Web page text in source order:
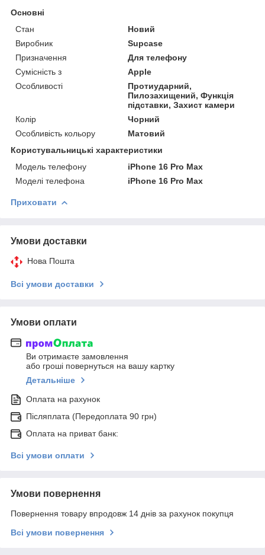
Основні
Стан
Новий
Виробник
Supcase
Призначення
Для телефону
Сумісність з
Apple
Особливості
Протиударний,
Пилозахищений, Функція
підставки, Захист камери
Колір
Чорний
Особливість кольору
Матовий
Користувальницькі характеристики
Модель телефону
iPhone 16 Pro Max
Моделі телефона
iPhone 16 Pro Max
Приховати
Умови доставки
Нова Пошта
Всі умови доставки
Умови оплати
Ви отримаєте замовлення
або гроші повернуться на вашу картку
Детальніше
Оплата на рахунок
Післяплата (Передоплата 90 грн)
Оплата на приват банк:
Всі умови оплати
Умови повернення
Повернення товару впродовж 14 днів за рахунок покупця
Всі умови повернення